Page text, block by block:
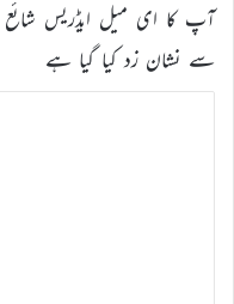
آپ کا ای میل ایڈریس شائع
سے نشان زد کیا گیا ہے